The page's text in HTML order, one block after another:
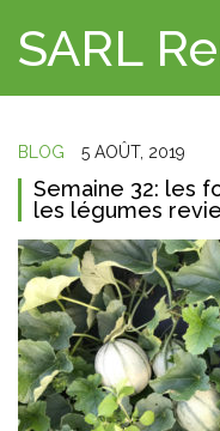
SARL
BLOG 5 AOÛT, 2019
Semaine 32: les
les légumes